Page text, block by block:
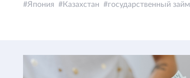
Япония Казахстан государственный займ